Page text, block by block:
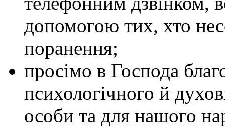
допомогою тих, хто
поранення;
просімо в Господа
психологічного й
особи та для нашого